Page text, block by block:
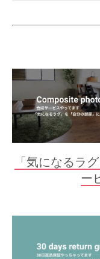
「気になるラ
ー